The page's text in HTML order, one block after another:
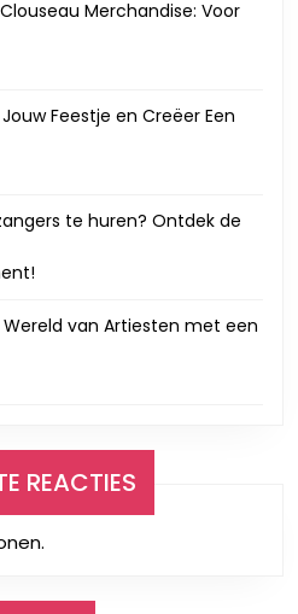
Merchandise: Voor
Feestje en Creëer Een
te huren? Ontdek de
van Artiesten met een
REACTIES